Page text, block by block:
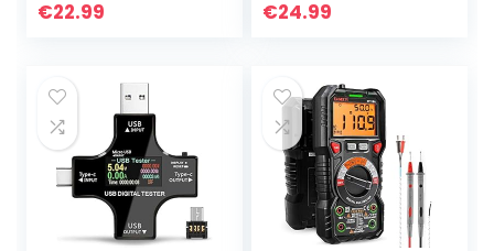
€22.99
tector met
€24.99